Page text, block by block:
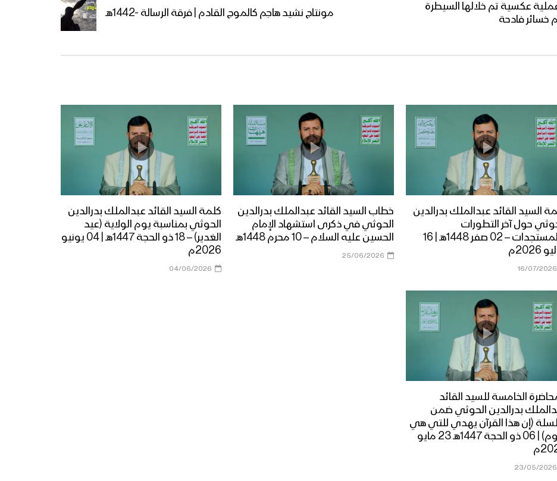
عكسية تم خلالها السيطرة
خسائر فادحة
مونتاج نشيد هاجم كالموج القادم | فرقة الرسالة -1442هـ
السيد القائد عبدالملك بدرالدين
حول آخر التطورات
والمستجدات – 02 صفر 1448هـ | 16
2026م
16/07/2026
خطاب السيد القائد عبدالملك بدرالدين
الحوثي في ذكرى استشهاد الإمام
الحسين عليه السلام – 10 محرم 1448هـ
25/06/2026
كلمة السيد القائد عبدالملك بدرالدين
الحوثي بمناسبة يوم الولاية (عيد
الغدير) – 18 ذو الحجة 1447هـ | 04 يونيو
2026م
04/06/2026
الخامسة للسيد القائد
بدرالدين الحوثي ضمن
(إن هذا القرآن يهدي للتي هي
أقوم) | 06 ذو الحجة 1447هـ 23 مايو
23/05/2026